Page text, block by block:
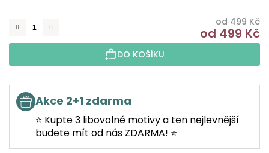
od 499 Kč
od 499 Kč
DO KOŠÍKU
Akce 2+1 zdarma
⭐ Kupte 3 libovolné motivy a ten nejlevnější
budete mít od nás ZDARMA! ⭐